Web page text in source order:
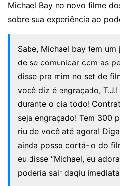
Michael Bay no novo filme
sobre sua experiência ao
Sabe, Michael bay tem
de se comunicar com as
disse pra mim no set de
você diz é engraçado, T.J.!
durante o dia todo!
seja engraçado! Tem 300
riu de você até agora!
ainda posso cortá-lo do
eu disse “Michael, eu
poderia sair daqiu